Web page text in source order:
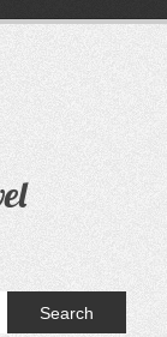
Search